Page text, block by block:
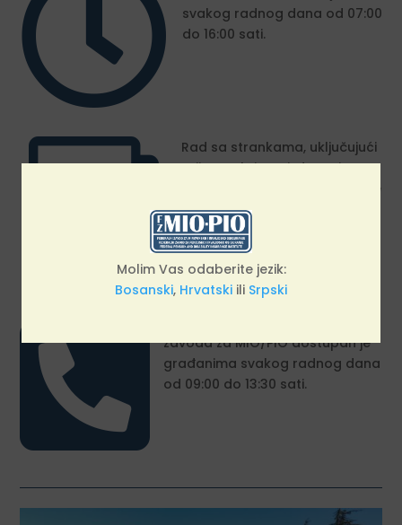

svakog radnog dana od 07:00
do 16:00 sati.
i
Rad sa strankama, uključujući
prijem zahtjeva, izdavanje
uvjerenja i potvrda te pružanje
ostalih usluga korisnicima,
organiziran je svakog radnog
dana od u periodu od 08:00
do 14:30 sati.

zavoda za MIO/PIO dostupan je
građanima svakog radnog dana
od 09:00 do 13:30 sati.
Molim Vas odaberite jezik:
Bosanski, Hrvatski ili Srpski